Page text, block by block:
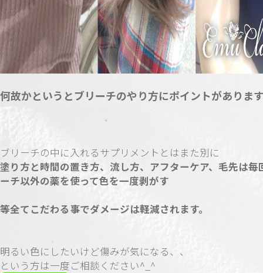
何故かというとブリーチのやり方にポイントがありま
ブリーチの中に入れるサプリメントとはまた別に
塗り方と時間の置き方、流し方、アフターケア、毛先は毎
ーチ以外の薬を使って色を一度剥がす
等全てこだわる事でダメージは軽減されます。
明るい色にしたいけど傷みが気になる、、
という方は一度ご相談ください^_^